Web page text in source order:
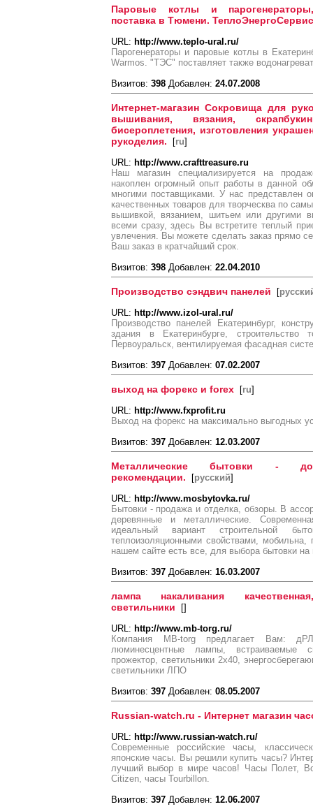
Паровые котлы и
поставка в Тюмени. ТеплоЭнергоСервис
URL: http://www.teplo-ural.ru/
Парогенераторы и паровые котлы в
Warmos. "ТЭС" поставляет также
Визитов: 398 Добавлен: 24.07.2008
Интернет-магазин Сокровища для
вышивания, вязания,
бисероплетения, изготовления
рукоделия. [ru]
URL: http://www.crafttreasure.ru
Наш магазин специализируется на
накоплен огромный опыт работы в данной
многими поставщиками. У нас представлен
качественных товаров для творческва по
вышивкой, вязанием, шитьем или другими
всеми сразу, здесь Вы встретите теплый
увлечения. Вы можете сделать заказ прямо
Ваш заказ в кратчайший срок.
Визитов: 398 Добавлен: 22.04.2010
Производство сэндвич панелей [
URL: http://www.izol-ural.ru/
Производство панелей Екатеринбург,
здания в Екатеринбурге, строительство
Первоуральск, вентилируемая фасадная
Визитов: 397 Добавлен: 07.02.2007
выход на форекс и forex [ru]
URL: http://www.fxprofit.ru
Выход на форекс на максимально выгодных
Визитов: 397 Добавлен: 12.03.2007
Металлические бытовки -
рекомендации. [русский]
URL: http://www.mosbytovka.ru/
Бытовки - продажа и отделка, обзоры. В
деревянные и металлические.
идеальный вариант строительной
теплоизоляционными свойствами,
нашем сайте есть все, для выбора бытовки на
Визитов: 397 Добавлен: 16.03.2007
лампа накаливания
светильники []
URL: http://www.mb-torg.ru/
Компания MB-torg предлагает Вам:
люминесцентные лампы, встраиваемые
прожектор, светильники 2х40,
светильники ЛПО
Визитов: 397 Добавлен: 08.05.2007
Russian-watch.ru - Интернет магазин
URL: http://www.russian-watch.ru/
Современные российские часы,
японские часы. Вы решили купить часы?
лучший выбор в мире часов! Часы Полет,
Citizen, часы Tourbillon.
Визитов: 397 Добавлен: 12.06.2007